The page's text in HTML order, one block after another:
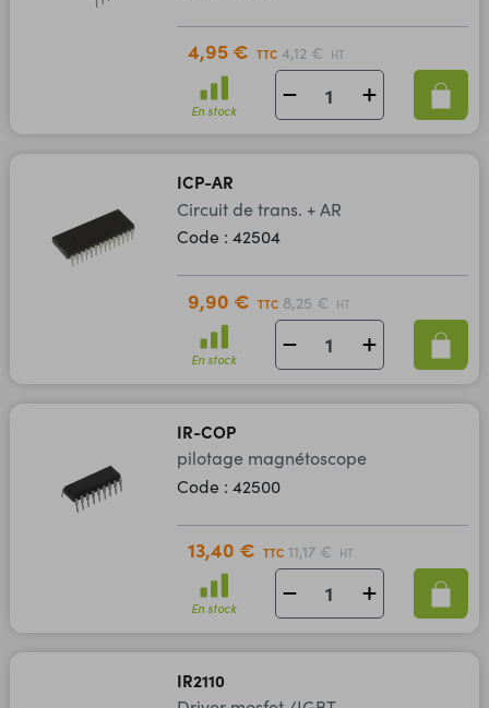
4,95 € TTC 4,12 € HT
En stock
ICP-AR
Circuit de trans. + AR
Code : 42504
9,90 € TTC 8,25 € HT
En stock
IR-COP
pilotage magnétoscope
Code : 42500
13,40 € TTC 11,17 € HT
En stock
IR2110